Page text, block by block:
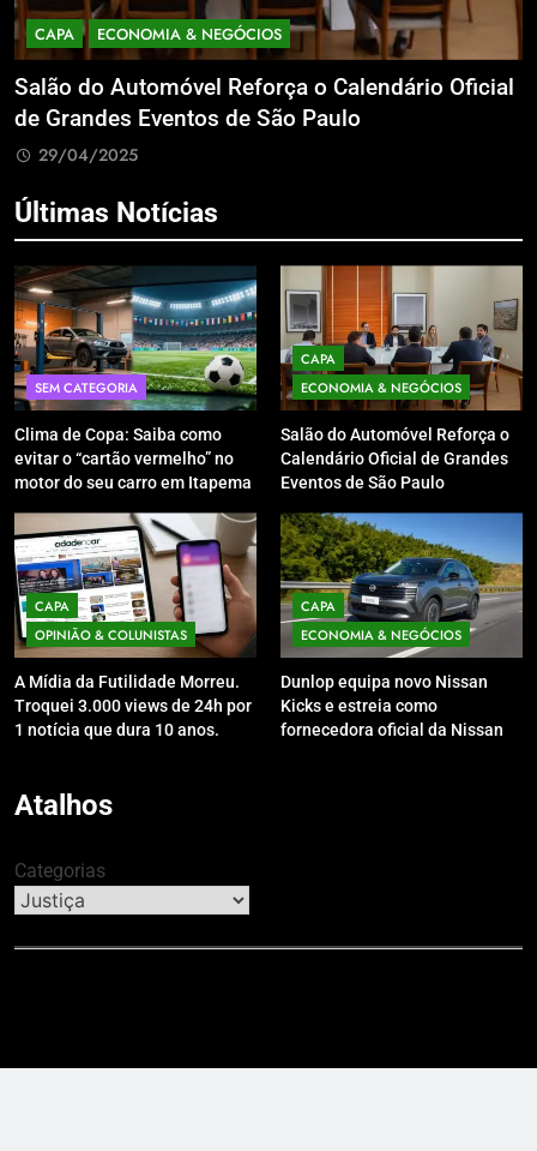
CAPA ECONOMIA & NEGÓCIOS
Salão do Automóvel Reforça o Calendário Oficial
de Grandes Eventos de São Paulo
29/04/2025
Últimas Notícias
SEM CATEGORIA
Clima de Copa: Saiba como
evitar o “cartão vermelho” no
motor do seu carro em Itapema
CAPA
ECONOMIA & NEGÓCIOS
Salão do Automóvel Reforça o
Calendário Oficial de Grandes
Eventos de São Paulo
CAPA
OPINIÃO & COLUNISTAS
A Mídia da Futilidade Morreu.
Troquei 3.000 views de 24h por
1 notícia que dura 10 anos.
CAPA
ECONOMIA & NEGÓCIOS
Dunlop equipa novo Nissan
Kicks e estreia como
fornecedora oficial da Nissan
Atalhos
Categorias